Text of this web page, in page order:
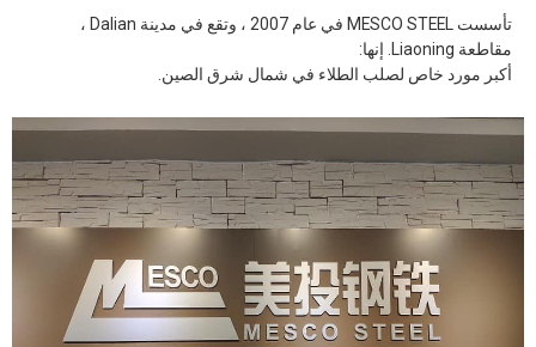
تأسست MESCO STEEL في عام 2007 ، وتقع في مدينة Dalian ،
مقاطعة Liaoning. إنها:
أكبر مورد خاص لصلب الطلاء في شمال شرق الصين.